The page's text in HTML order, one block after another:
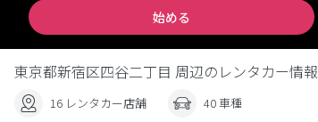
始める
東京都新宿区四谷二丁目 周辺のレンタカー情報
16 レンタカー店舗 40 車種